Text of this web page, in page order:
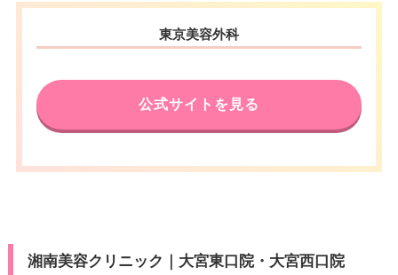
東京美容外科
公式サイトを見る
湘南美容クリニック｜大宮東口院・大宮西口院